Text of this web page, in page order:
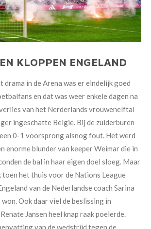
KLOPPEN ENGELAND
drama in de Arena was er eindelijk goed
en dat was weer enkele dagen na
van het Nerderlands vrouwenelftal
ingeschatte Belgie. Bij de zuiderburen
0-1 voorsprong alsnog fout. Het werd
enorme blunder van keeper Weimar die in
de bal in haar eigen doel sloeg. Maar
toen het thuis voor de Nations League
van de Nederlandse coach Sarina
Ook daar viel de beslissing in
Jansen heel knap raak poeierde.
van de wedstrijd tegen de